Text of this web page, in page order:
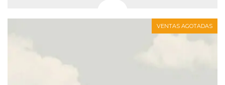
VENTAS AGOTADAS